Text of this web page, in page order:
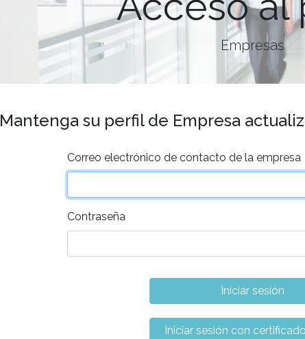
Empresas
Mantenga su perfil de Empresa
Correo electrónico de contacto de la empresa
Contraseña